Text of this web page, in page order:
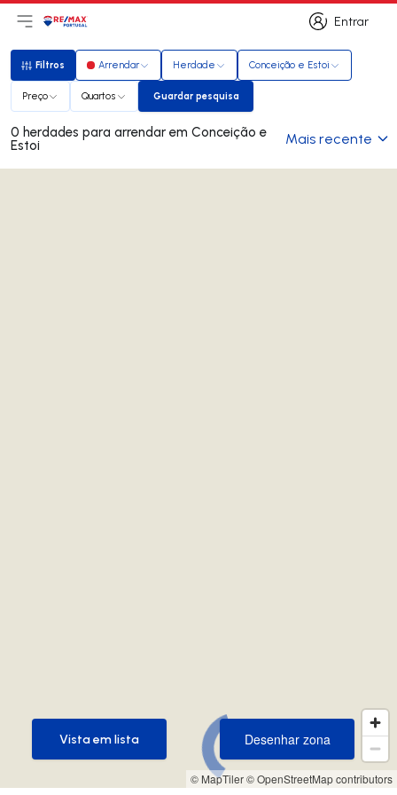
Entrar
Entrar
Abri menu principal
LogoIr para página inicial
Filtros
Filtros Arrendar Herdade Conceição e Estoi
Preço Quartos Guardar pesquisa
Guardar pesquisa
0 herdades para arrendar em Conceição e
Estoi Mais recente
© MapTiler© OpenStreetMap contributors
Desenhar zona
Desenhar zona
Vista em lista
Vista em lista